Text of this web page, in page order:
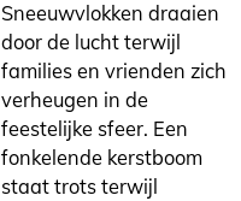
Sneeuwvlokken draaien
door de lucht terwijl
families en vrienden zich
verheugen in de
feestelijke sfeer. Een
fonkelende kerstboom
staat trots terwijl